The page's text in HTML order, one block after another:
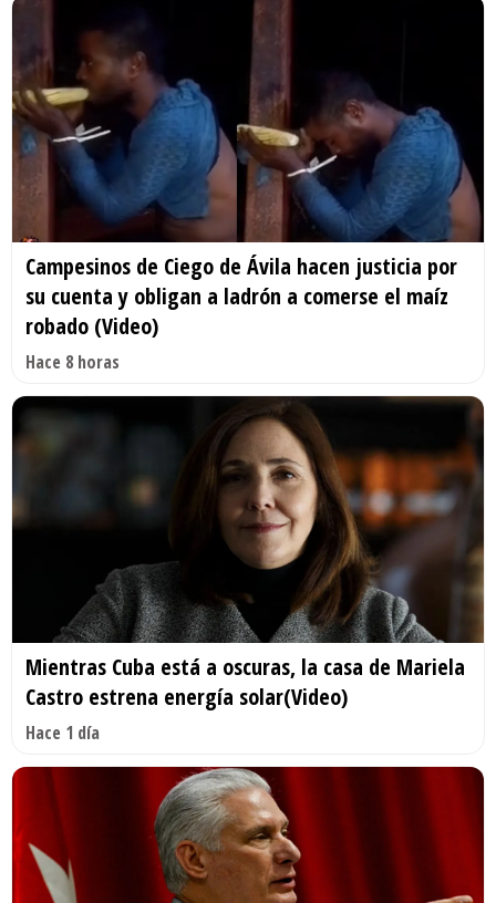
Campesinos de Ciego de Ávila hacen justicia por
su cuenta y obligan a ladrón a comerse el maíz
robado (Video)
Hace 8 horas
Mientras Cuba está a oscuras, la casa de Mariela
Castro estrena energía solar(Video)
Hace 1 día